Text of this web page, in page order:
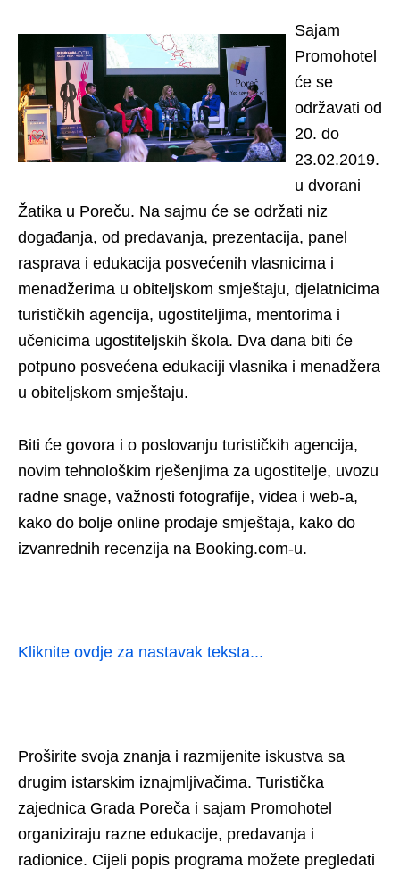
Sajam
Promohotel
će se
održavati od
20. do
23.02.2019.
u dvorani
Žatika u Poreču. Na sajmu će se održati niz
događanja, od predavanja, prezentacija, panel
rasprava i edukacija posvećenih vlasnicima i
menadžerima u obiteljskom smještaju, djelatnicima
turističkih agencija, ugostiteljima, mentorima i
učenicima ugostiteljskih škola. Dva dana biti će
potpuno posvećena edukaciji vlasnika i menadžera
u obiteljskom smještaju.
Biti će govora i o poslovanju turističkih agencija,
novim tehnološkim rješenjima za ugostitelje, uvozu
radne snage, važnosti fotografije, videa i web-a,
kako do bolje online prodaje smještaja, kako do
izvanrednih recenzija na Booking.com-u.
Kliknite ovdje za nastavak teksta...
Proširite svoja znanja i razmijenite iskustva sa
drugim istarskim iznajmljivačima. Turistička
zajednica Grada Poreča i sajam Promohotel
organiziraju razne edukacije, predavanja i
radionice. Cijeli popis programa možete pregledati